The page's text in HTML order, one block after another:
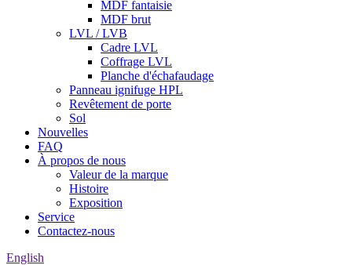
MDF fantaisie
MDF brut
LVL / LVB
Cadre LVL
Coffrage LVL
Planche d'échafaudage
Panneau ignifuge HPL
Revêtement de porte
Sol
Nouvelles
FAQ
À propos de nous
Valeur de la marque
Histoire
Exposition
Service
Contactez-nous
English